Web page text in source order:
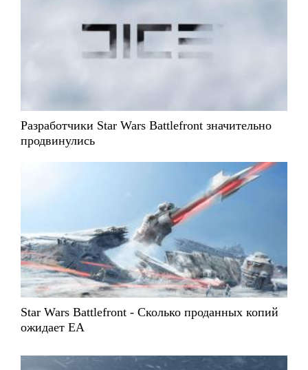
Разработчики Star Wars Battlefront значительно
продвинулись
Star Wars Battlefront - Сколько проданных копий
ожидает EA